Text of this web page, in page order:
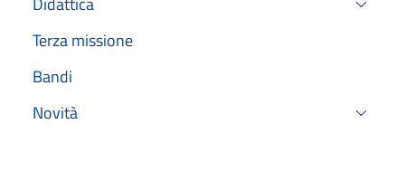
Terza missione
Bandi
Novità